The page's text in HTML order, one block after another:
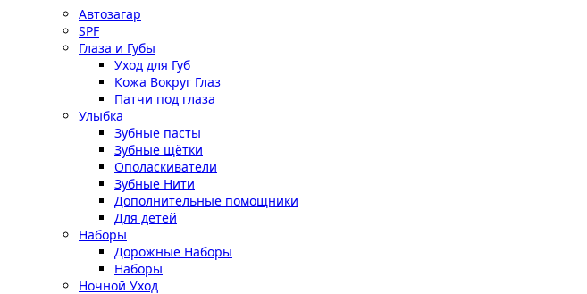
Автозагар
SPF
Глаза и Губы
Уход для Губ
Кожа Вокруг Глаз
Патчи под глаза
Улыбка
Зубные пасты
Зубные щётки
Ополаскиватели
Зубные Нити
Дополнительные помощники
Для детей
Наборы
Дорожные Наборы
Наборы
Ночной Уход